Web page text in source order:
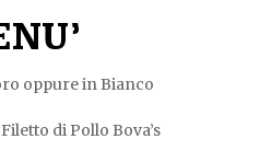
oppure in Bianco
di Pollo Bova’s